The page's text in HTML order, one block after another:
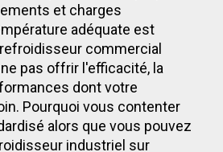
et charges
adéquate est
commercial
pas offrir l'efficacité, la
dont votre
Pourquoi vous contenter
alors que vous pouvez
industriel sur